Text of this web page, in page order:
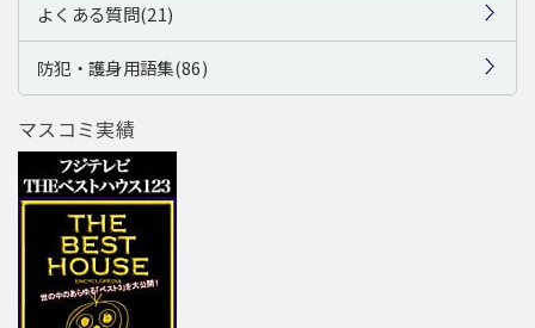
よくある質問(21)
防犯・護身用語集(86)
マスコミ実績